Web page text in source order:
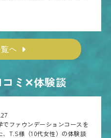
へ
ミ✕体験談
でファウンデーションコースを
、T.S様（10代女性）の体験談